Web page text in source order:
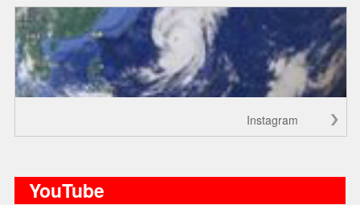
Instagram
YouTube